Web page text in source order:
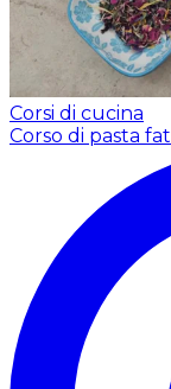
Corsi di cucina
Corso di pasta